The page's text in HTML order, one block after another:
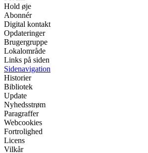
Hold øje
Abonnér
Digital kontakt
Opdateringer
Brugergruppe
Lokalområde
Links på siden
Sidenavigation
Historier
Bibliotek
Update
Nyhedsstrøm
Paragraffer
Webcookies
Fortrolighed
Licens
Vilkår